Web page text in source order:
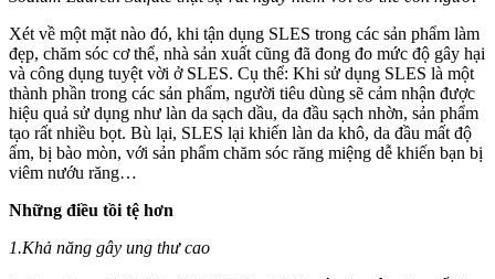
Xét về một mặt nào đó, khi tận dụng SLES trong các sản phẩm làm
đẹp, chăm sóc cơ thể, nhà sản xuất cũng đã đong đo mức độ gây hại
và công dụng tuyệt vời ở SLES. Cụ thể: Khi sử dụng SLES là một
thành phần trong các sản phẩm, người tiêu dùng sẽ cảm nhận được
hiệu quả sử dụng như làn da sạch dầu, da đầu sạch nhờn, sản phẩm
tạo rất nhiều bọt. Bù lại, SLES lại khiến làn da khô, da đầu mất độ
ẩm, bị bào mòn, với sản phẩm chăm sóc răng miệng dễ khiến bạn bị
viêm nướu răng…
Những điều tồi tệ hơn
1.Khả năng gây ung thư cao